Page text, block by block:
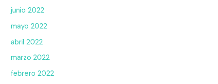
junio 2022
mayo 2022
abril 2022
marzo 2022
febrero 2022